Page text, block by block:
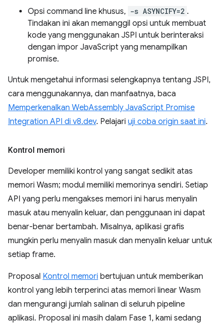
Opsi command line khusus, -s ASYNCIFY=2 .
Tindakan ini akan memanggil opsi untuk membuat
kode yang menggunakan JSPI untuk berinteraksi
dengan impor JavaScript yang menampilkan
promise.
Untuk mengetahui informasi selengkapnya tentang JSPI,
cara menggunakannya, dan manfaatnya, baca
Memperkenalkan WebAssembly JavaScript Promise
Integration API di v8.dev. Pelajari uji coba origin saat ini.
Kontrol memori
Developer memiliki kontrol yang sangat sedikit atas
memori Wasm; modul memiliki memorinya sendiri. Setiap
API yang perlu mengakses memori ini harus menyalin
masuk atau menyalin keluar, dan penggunaan ini dapat
benar-benar bertambah. Misalnya, aplikasi grafis
mungkin perlu menyalin masuk dan menyalin keluar untuk
setiap frame.
Proposal Kontrol memori bertujuan untuk memberikan
kontrol yang lebih terperinci atas memori linear Wasm
dan mengurangi jumlah salinan di seluruh pipeline
aplikasi. Proposal ini masih dalam Fase 1, kami sedang